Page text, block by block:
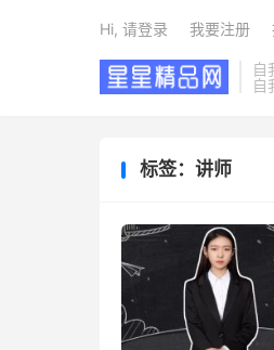
自
自
Hi, 请登录 我要注册
标签：讲师